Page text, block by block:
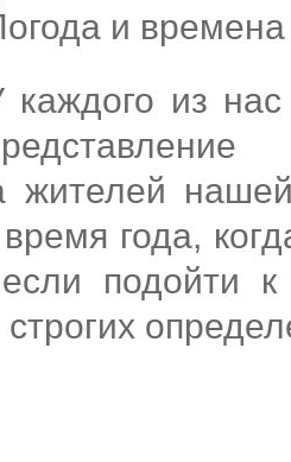
и времена
каждого из
жителей
года,
подойти
строгих